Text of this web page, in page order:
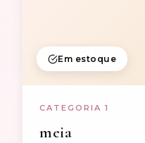
Em estoque
CATEGORIA 1
meia